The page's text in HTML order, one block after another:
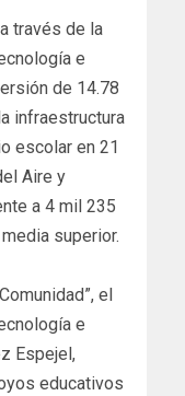
través de la
e
de 14.78
infraestructura
escolar en 21
Aire y
a 4 mil 235
superior.
el
e
Espejel,
educativos